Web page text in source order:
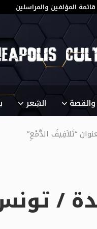
قائمة المؤلفين والمراسلين
والقصة الشِعر
“تَلاَفِيفُ الدَّمْعِ”
/